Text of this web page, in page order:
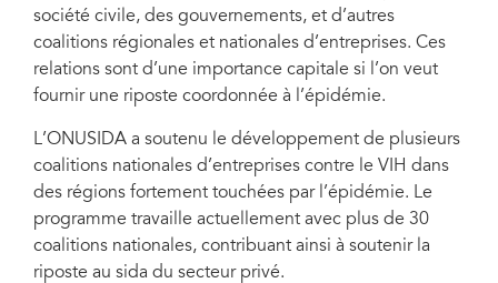
société civile, des gouvernements, et d’autres
coalitions régionales et nationales d’entreprises. Ces
relations sont d’une importance capitale si l’on veut
fournir une riposte coordonnée à l’épidémie.
L’ONUSIDA a soutenu le développement de plusieurs
coalitions nationales d’entreprises contre le VIH dans
des régions fortement touchées par l’épidémie. Le
programme travaille actuellement avec plus de 30
coalitions nationales, contribuant ainsi à soutenir la
riposte au sida du secteur privé.